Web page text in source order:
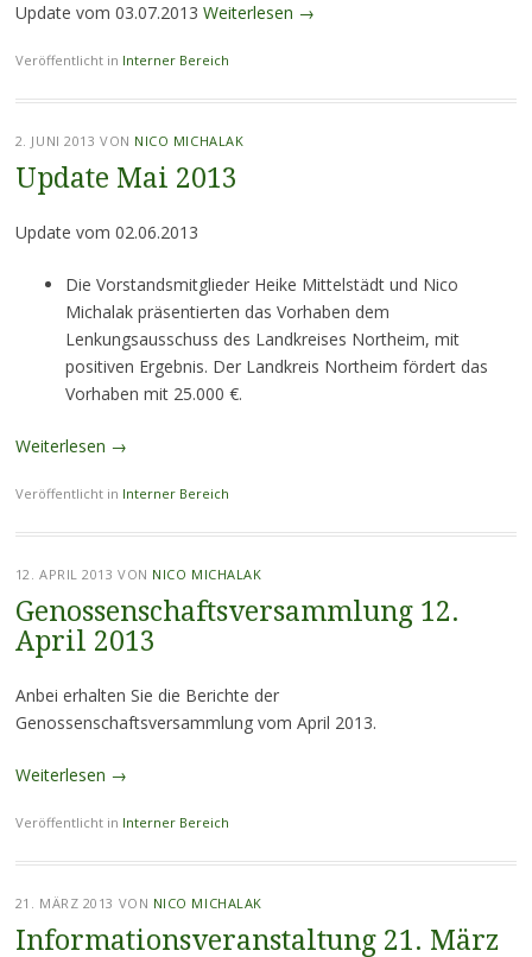
Update vom 03.07.2013 Weiterlesen →
Veröffentlicht in Interner Bereich
2. JUNI 2013 VON NICO MICHALAK
Update Mai 2013
Update vom 02.06.2013
Die Vorstandsmitglieder Heike Mittelstädt und Nico
Michalak präsentierten das Vorhaben dem
Lenkungsausschuss des Landkreises Northeim, mit
positiven Ergebnis. Der Landkreis Northeim fördert das
Vorhaben mit 25.000 €.
Weiterlesen →
Veröffentlicht in Interner Bereich
12. APRIL 2013 VON NICO MICHALAK
Genossenschaftsversammlung 12.
April 2013
Anbei erhalten Sie die Berichte der
Genossenschaftsversammlung vom April 2013.
Weiterlesen →
Veröffentlicht in Interner Bereich
21. MÄRZ 2013 VON NICO MICHALAK
Informationsveranstaltung 21. März